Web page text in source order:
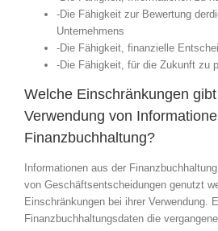
-Die Fähigkeit zur Bewertung
Unternehmens
-Die Fähigkeit, finanzielle
-Die Fähigkeit, für die Zukunft zu
Welche Einschränkungen
Verwendung von
Finanzbuchhaltung?
Informationen aus der
von Geschäftsentscheidungen genutzt
Einschränkungen bei ihrer Verwendung.
Finanzbuchhaltungsdaten die